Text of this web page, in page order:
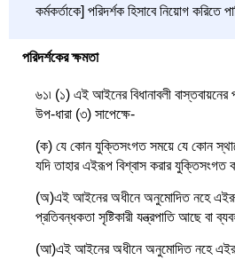
কর্মকর্তাকে] পরিদর্শক হিসাবে নিয়োগ করিতে
পরিদর্শকের ক্ষমতা
৬১৷ (১) এই আইনের বিধানাবলী
উপ-ধারা (৩) সাপেক্ষে-
(ক) যে কোন যুক্তিসংগত সময়ে যে কোন
যদি তাহার এইরূপ বিশ্বাস করার যুক্তিসংগত
(অ)এই আইনের অধীনে অনুমোদিত নহে এইরূপ
প্রতিবন্ধকতা সৃষ্টিকারী যন্ত্রপাতি আছে বা
(আ)এই আইনের অধীনে অনুমোদিত নহে